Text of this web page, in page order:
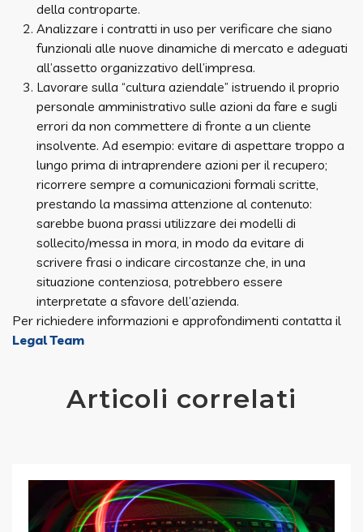
della controparte.
Analizzare i contratti in uso per verificare che siano
funzionali alle nuove dinamiche di mercato e adeguati
all’assetto organizzativo dell’impresa.
Lavorare sulla “cultura aziendale” istruendo il proprio
personale amministrativo sulle azioni da fare e sugli
errori da non commettere di fronte a un cliente
insolvente. Ad esempio: evitare di aspettare troppo a
lungo prima di intraprendere azioni per il recupero;
ricorrere sempre a comunicazioni formali scritte,
prestando la massima attenzione al contenuto:
sarebbe buona prassi utilizzare dei modelli di
sollecito/messa in mora, in modo da evitare di
scrivere frasi o indicare circostanze che, in una
situazione contenziosa, potrebbero essere
interpretate a sfavore dell’azienda.
Per richiedere informazioni e approfondimenti contatta il
Legal Team
Articoli correlati